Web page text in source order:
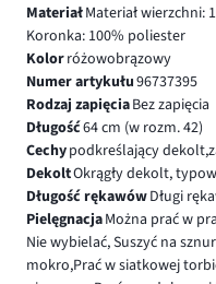
MateriałMateriał wierzchni:
Koronka: 100% poliester
Kolorróżowobrązowy
Numer artykułu96737395
Rodzaj zapięciaBez zapięcia
Długość64 cm (w rozm. 42)
Cechypodkreślający
DekoltOkrągły dekolt,
Długość rękawówDługi
PielęgnacjaMożna prać w
Nie wybielać, Suszyć na
mokro,Prać w siatkowej